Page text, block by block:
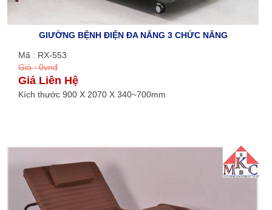
GIƯỜNG BỆNH ĐIỆN ĐA NĂNG 3 CHỨC NĂNG
Mã : RX-553
Giá : 0vnđ
Giá Liên Hệ
Kích thước 900 X 2070 X 340~700mm